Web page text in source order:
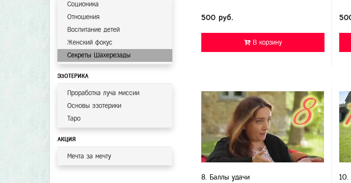
Соционика
Отношения
Воспитание детей
Женский фокус
Секреты Шахерезады
ЭЗОТЕРИКА
Проработка луча миссии
Основы эзотерики
Таро
АКЦИЯ
Мечта за мечту
500 руб.
В корзину
8. Баллы удачи
10.